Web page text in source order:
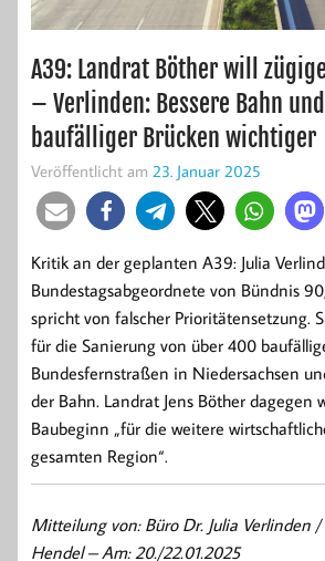
A39: Landrat Böther will
– Verlinden: Bessere Bahn
baufälliger Brücken wichtiger
Veröffentlicht am 23. Januar 2025
Kritik an der geplanten A39: Julia
Bundestagsabgeordnete von Bündnis
spricht von falscher Prioritätensetzung.
für die Sanierung von über 400
Bundesfernstraßen in Niedersachsen
der Bahn. Landrat Jens Böther dagegen
Baubeginn „für die weitere
gesamten Region“.
Mitteilung von: Büro Dr. Julia Verlinden
Hendel –Am: 20./22.01.2025